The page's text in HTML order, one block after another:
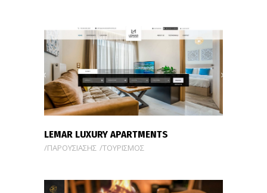
LEMAR LUXURY APARTMENTS
ΠΑΡΟΥΣΙΑΣΗΣ ΤΟΥΡΙΣΜΟΣ